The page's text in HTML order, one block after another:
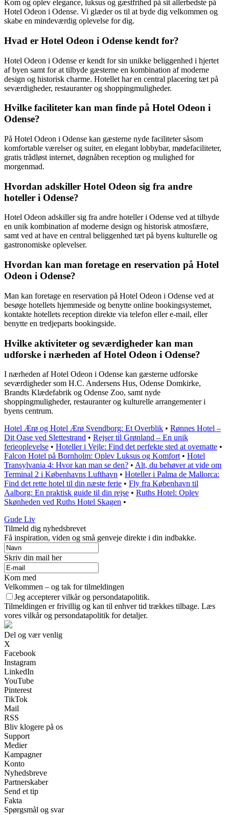
Kom og oplev elegance, luksus og gæstfrihed på sit allerbedste på
Hotel Odeon i Odense. Vi glæder os til at byde dig velkommen og
skabe en mindeværdig oplevelse for dig.
Hvad er Hotel Odeon i Odense kendt for?
Hotel Odeon i Odense er kendt for sin unikke beliggenhed i hjertet
af byen samt for at tilbyde gæsterne en kombination af moderne
design og historisk charme. Hotellet har en central placering tæt på
seværdigheder, restauranter og shoppingmuligheder.
Hvilke faciliteter kan man finde på Hotel Odeon i
Odense?
På Hotel Odeon i Odense kan gæsterne nyde faciliteter såsom
komfortable værelser og suiter, en elegant lobbybar, mødefaciliteter,
gratis trådløst internet, døgnåben reception og mulighed for
morgenmad.
Hvordan adskiller Hotel Odeon sig fra andre
hoteller i Odense?
Hotel Odeon adskiller sig fra andre hoteller i Odense ved at tilbyde
en unik kombination af moderne design og historisk atmosfære,
samt ved at have en central beliggenhed tæt på byens kulturelle og
gastronomiske oplevelser.
Hvordan kan man foretage en reservation på Hotel
Odeon i Odense?
Man kan foretage en reservation på Hotel Odeon i Odense ved at
besøge hotellets hjemmeside og benytte online bookingsystemet,
kontakte hotellets reception direkte via telefon eller e-mail, eller
benytte en tredjeparts bookingside.
Hvilke aktiviteter og seværdigheder kan man
udforske i nærheden af Hotel Odeon i Odense?
I nærheden af Hotel Odeon i Odense kan gæsterne udforske
seværdigheder som H.C. Andersens Hus, Odense Domkirke,
Brandts Klædefabrik og Odense Zoo, samt nyde
shoppingmuligheder, restauranter og kulturelle arrangementer i
byens centrum.
Hotel Ærø og Hotel Ærø Svendborg: Et Overblik • Rønnes Hotel –
Dit Oase ved Slettestrand • Rejser til Grønland – En unik
ferieoplevelse • Hoteller i Vejle: Find det perfekte sted at overnatte •
Falcon Hotel på Bornholm: Oplev Luksus og Komfort • Hotel
Transylvania 4: Hvor kan man se den? • Alt, du behøver at vide om
Terminal 2 i Københavns Lufthavn • Hoteller i Palma de Mallorca:
Find det rette hotel til din næste ferie • Fly fra København til
Aalborg: En praktisk guide til din rejse • Ruths Hotel: Oplev
Skønheden ved Ruths Hotel Skagen •
Gude Liv
Tilmeld dig nyhedsbrevet
Få inspiration, viden og små genveje direkte i din indbakke.
Skriv din mail her
Kom med
Velkommen – og tak for tilmeldingen
Jeg accepterer vilkår og persondatapolitik.
Tilmeldingen er frivillig og kan til enhver tid trækkes tilbage. Læs
vores vilkår og persondatapolitik for detaljer.
Del og vær venlig
X
Facebook
Instagram
LinkedIn
YouTube
Pinterest
TikTok
Mail
RSS
Bliv klogere på os
Support
Medier
Kampagner
Konto
Nyhedsbreve
Partnerskaber
Send et tip
Fakta
Spørgsmål og svar